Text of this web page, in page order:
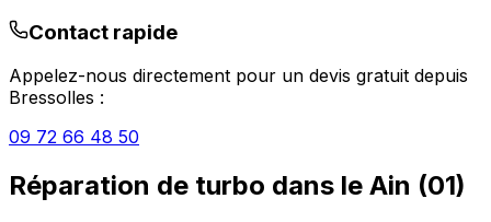
Contact rapide
Appelez-nous directement pour un devis gratuit depuis
Bressolles :
09 72 66 48 50
Réparation de turbo dans le Ain (01)